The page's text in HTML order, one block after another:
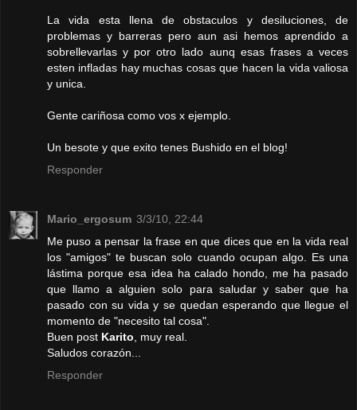
La vida esta llena de obstaculos y desiluciones, de
problemas y barreras pero aun asi hemos aprendido a
sobrellevarlas y por otro lado aunq esas frases a veces
esten infladas hay muchas cosas que hacen la vida valiosa
y unica.
Gente cariñosa como vos x ejemplo.
Un besote y que exito tenes Bushido en el blog!
Responder
Mario_ergosum 3/3/10, 22:44
Me puso a pensar la frase en que dices que en la vida real
los "amigos" te buscan solo cuando ocupan algo. Es una
lástima porque esa idea ha calado hondo, me ha pasado
que llamo a alguien solo para saludar y saber que ha
pasado con su vida y se quedan esperando que llegue el
momento de "necesito tal cosa".
Buen post Karito, muy real.
Saludos corazón...
Responder